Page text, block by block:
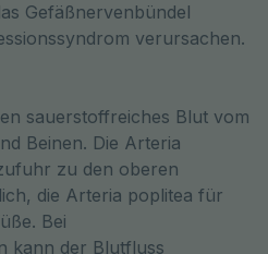
Gefäßnervenbündel
verursachen.
sauerstoffreiches Blut vom
Beinen. Die Arteria
zu den oberen
die Arteria poplitea für
Bei
kann der Blutfluss